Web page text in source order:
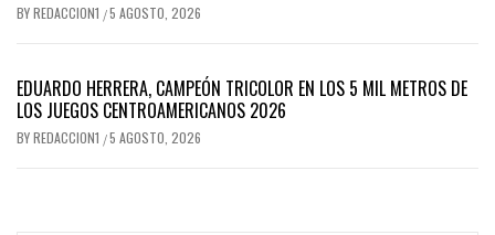
BYREDACCION1 /5 AGOSTO, 2026
EDUARDO HERRERA, CAMPEÓN TRICOLOR EN LOS 5 MIL METROS DE
LOS JUEGOS CENTROAMERICANOS 2026
BYREDACCION1 /5 AGOSTO, 2026